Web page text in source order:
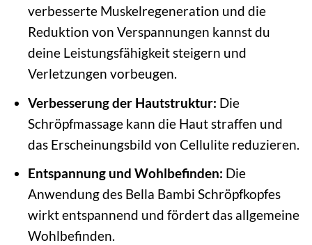
verbesserte Muskelregeneration und die
Reduktion von Verspannungen kannst du
deine Leistungsfähigkeit steigern und
Verletzungen vorbeugen.
Verbesserung der Hautstruktur: Die
Schröpfmassage kann die Haut straffen und
das Erscheinungsbild von Cellulite reduzieren.
Entspannung und Wohlbefinden: Die
Anwendung des Bella Bambi Schröpfkopfes
wirkt entspannend und fördert das allgemeine
Wohlbefinden.